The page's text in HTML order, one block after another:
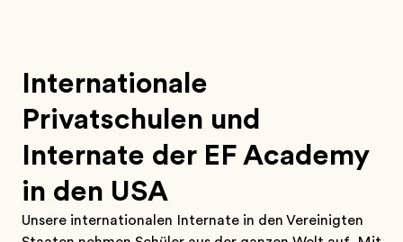
Internationale
Privatschulen und
Internate der EF Academy
in den USA
Unsere internationalen Internate in den Vereinigten